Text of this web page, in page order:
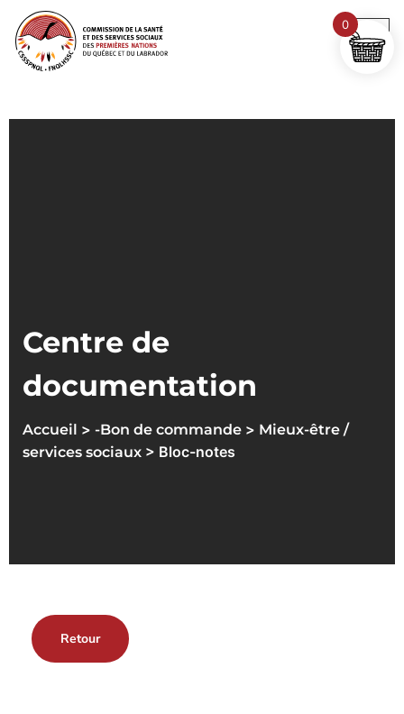
Centre de
documentation
Accueil > -Bon de commande > Mieux-être /
services sociaux > Bloc-notes
Retour
0